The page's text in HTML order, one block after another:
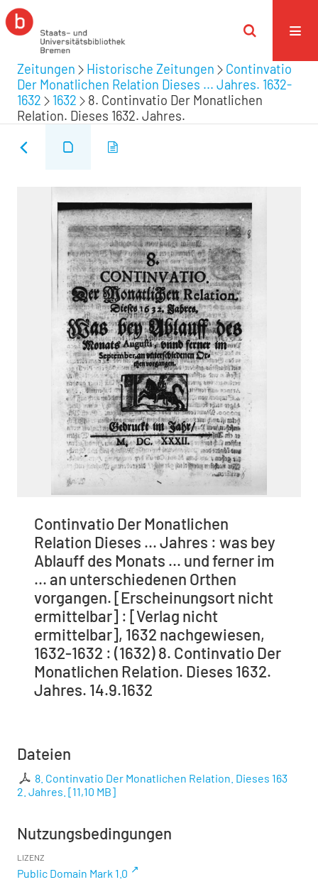
Zeitungen Historische Zeitungen
Continvatio
Der Monatlichen Relation Dieses ... Jahres. 1632-
1632
1632
8. Continvatio Der Monatlichen
Relation. Dieses 1632. Jahres.
Continvatio Der Monatlichen
Relation Dieses ... Jahres : was bey
Ablauff des Monats ... und ferner im
... an unterschiedenen Orthen
vorgangen. [Erscheinungsort nicht
ermittelbar] : [Verlag nicht
ermittelbar], 1632 nachgewiesen,
1632-1632 : (1632) 8. Continvatio Der
Monatlichen Relation. Dieses 1632.
Jahres. 14.9.1632
Dateien
8. Continvatio Der Monatlichen Relation. Dieses 163
2. Jahres. [11,10 MB]
Nutzungsbedingungen
LIZENZ
Public Domain Mark 1.0